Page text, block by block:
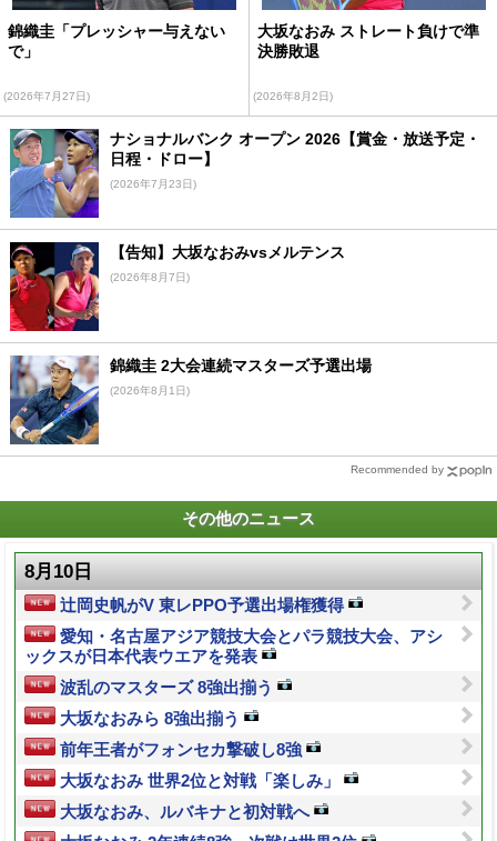
錦織圭「プレッシャー与えない
で」
(2026年7月27日)
大坂なおみ ストレート負けで準
決勝敗退
(2026年8月2日)
ナショナルバンク オープン 2026【賞金・放送予定・
日程・ドロー】
(2026年7月23日)
【告知】大坂なおみvsメルテンス
(2026年8月7日)
錦織圭 2大会連続マスターズ予選出場
(2026年8月1日)
Recommended by
その他のニュース
8月10日
辻岡史帆がV 東レPPO予選出場権獲得
愛知・名古屋アジア競技大会とパラ競技大会、アシ
ックスが日本代表ウエアを発表
波乱のマスターズ 8強出揃う
大坂なおみら 8強出揃う
前年王者がフォンセカ撃破し8強
大坂なおみ 世界2位と対戦「楽しみ」
大坂なおみ、ルバキナと初対戦へ